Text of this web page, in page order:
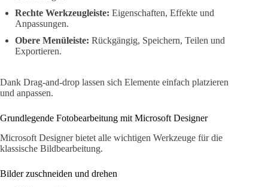
Rechte Werkzeugleiste: Eigenschaften, Effekte und
Anpassungen.
Obere Menüleiste: Rückgängig, Speichern, Teilen und
Exportieren.
Dank Drag-and-drop lassen sich Elemente einfach platzieren
und anpassen.
Grundlegende Fotobearbeitung mit Microsoft Designer
Microsoft Designer bietet alle wichtigen Werkzeuge für die
klassische Bildbearbeitung.
Bilder zuschneiden und drehen